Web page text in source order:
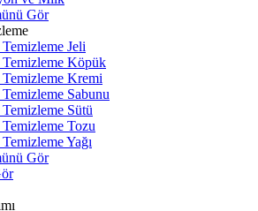
Gör
Jeli
Köpük
Kremi
Sabunu
Sütü
Tozu
Yağı
Gör